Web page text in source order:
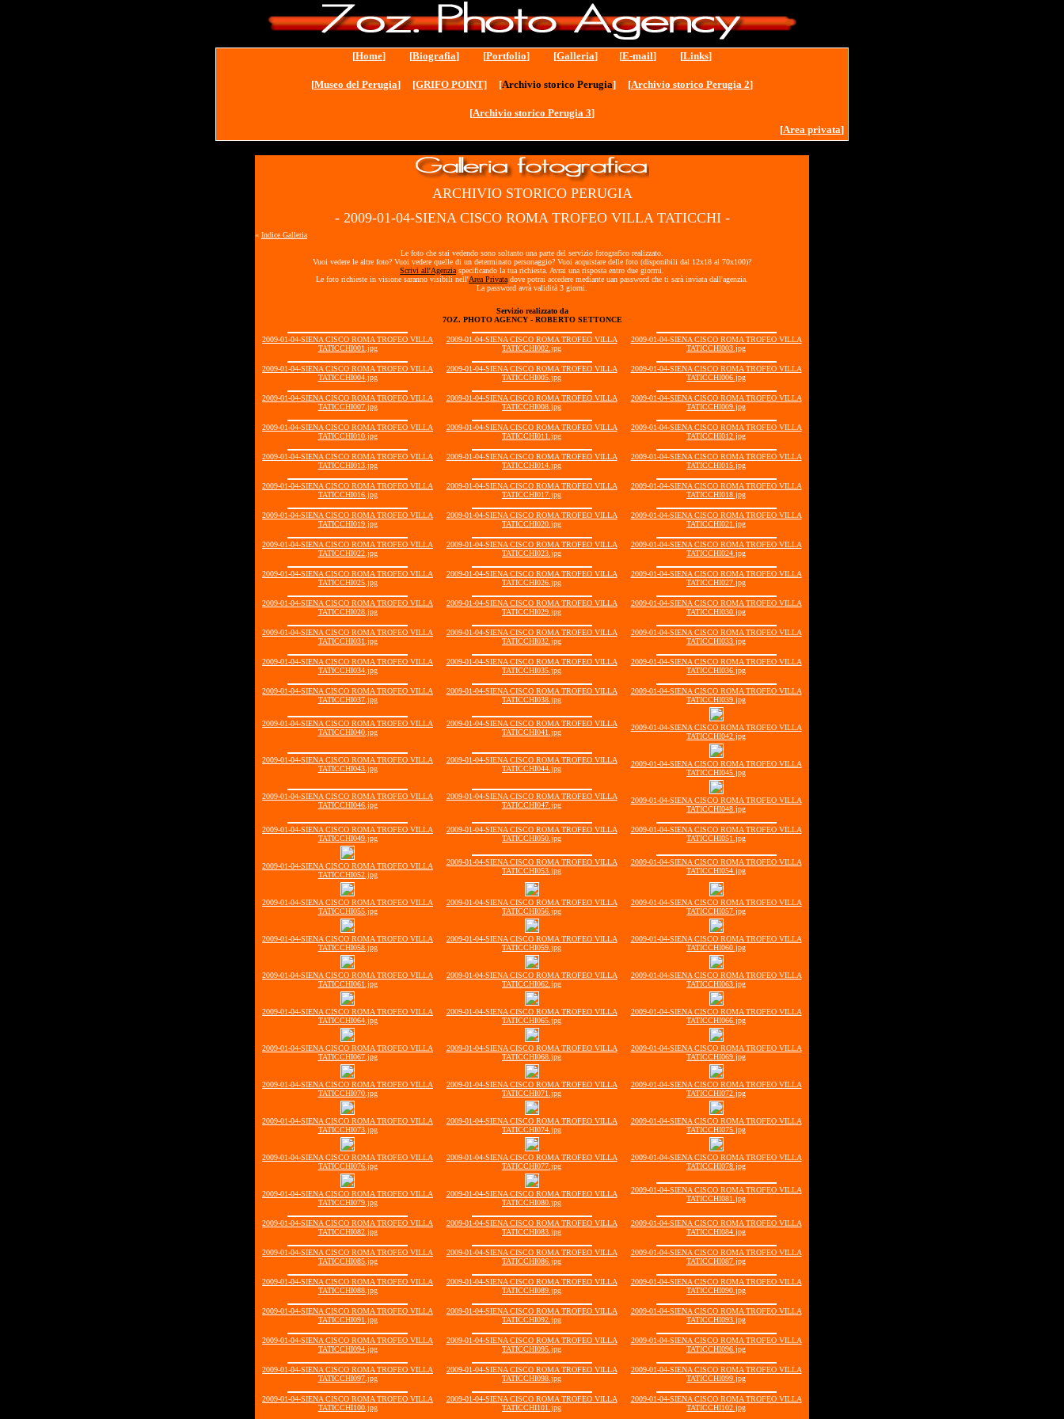
[Home] [Biografia] [Portfolio] [Galleria] [E-mail] [Links]
[Museo del Perugia] [GRIFO POINT] [Archivio storico Perugia] [Archivio storico Perugia 2]
[Archivio storico Perugia 3]
[Area privata]
ARCHIVIO STORICO PERUGIA
- 2009-01-04-SIENA CISCO ROMA TROFEO VILLA TATICCHI -
« Indice Galleria
Le foto che stai vedendo sono soltanto una parte del servizio fotografico realizzato.
Vuoi vedere le altre foto? Vuoi vedere quelle di un determinato personaggio? Vuoi acquistare delle foto (disponibili dal 12x18 al 70x100)?
Scrivi all'Agenzia specificando la tua richiesta. Avrai una risposta entro due giorrni.
Le foto richieste in visione saranno visibili nell'Area Privata dove potrai accedere mediante uan password che ti sarà inviata dall'agenzia.
La password avrà validità 3 giorni.
Servizio realizzato da
7OZ. PHOTO AGENCY - ROBERTO SETTONCE
2009-01-04-SIENA CISCO ROMA TROFEO VILLA
TATICCHI001.jpg
2009-01-04-SIENA CISCO ROMA TROFEO VILLA
TATICCHI002.jpg
2009-01-04-SIENA CISCO ROMA TROFEO VILLA
TATICCHI003.jpg
2009-01-04-SIENA CISCO ROMA TROFEO VILLA
TATICCHI004.jpg
2009-01-04-SIENA CISCO ROMA TROFEO VILLA
TATICCHI005.jpg
2009-01-04-SIENA CISCO ROMA TROFEO VILLA
TATICCHI006.jpg
2009-01-04-SIENA CISCO ROMA TROFEO VILLA
TATICCHI007.jpg
2009-01-04-SIENA CISCO ROMA TROFEO VILLA
TATICCHI008.jpg
2009-01-04-SIENA CISCO ROMA TROFEO VILLA
TATICCHI009.jpg
2009-01-04-SIENA CISCO ROMA TROFEO VILLA
TATICCHI010.jpg
2009-01-04-SIENA CISCO ROMA TROFEO VILLA
TATICCHI011.jpg
2009-01-04-SIENA CISCO ROMA TROFEO VILLA
TATICCHI012.jpg
2009-01-04-SIENA CISCO ROMA TROFEO VILLA
TATICCHI013.jpg
2009-01-04-SIENA CISCO ROMA TROFEO VILLA
TATICCHI014.jpg
2009-01-04-SIENA CISCO ROMA TROFEO VILLA
TATICCHI015.jpg
2009-01-04-SIENA CISCO ROMA TROFEO VILLA
TATICCHI016.jpg
2009-01-04-SIENA CISCO ROMA TROFEO VILLA
TATICCHI017.jpg
2009-01-04-SIENA CISCO ROMA TROFEO VILLA
TATICCHI018.jpg
2009-01-04-SIENA CISCO ROMA TROFEO VILLA
TATICCHI019.jpg
2009-01-04-SIENA CISCO ROMA TROFEO VILLA
TATICCHI020.jpg
2009-01-04-SIENA CISCO ROMA TROFEO VILLA
TATICCHI021.jpg
2009-01-04-SIENA CISCO ROMA TROFEO VILLA
TATICCHI022.jpg
2009-01-04-SIENA CISCO ROMA TROFEO VILLA
TATICCHI023.jpg
2009-01-04-SIENA CISCO ROMA TROFEO VILLA
TATICCHI024.jpg
2009-01-04-SIENA CISCO ROMA TROFEO VILLA
TATICCHI025.jpg
2009-01-04-SIENA CISCO ROMA TROFEO VILLA
TATICCHI026.jpg
2009-01-04-SIENA CISCO ROMA TROFEO VILLA
TATICCHI027.jpg
2009-01-04-SIENA CISCO ROMA TROFEO VILLA
TATICCHI028.jpg
2009-01-04-SIENA CISCO ROMA TROFEO VILLA
TATICCHI029.jpg
2009-01-04-SIENA CISCO ROMA TROFEO VILLA
TATICCHI030.jpg
2009-01-04-SIENA CISCO ROMA TROFEO VILLA
TATICCHI031.jpg
2009-01-04-SIENA CISCO ROMA TROFEO VILLA
TATICCHI032.jpg
2009-01-04-SIENA CISCO ROMA TROFEO VILLA
TATICCHI033.jpg
2009-01-04-SIENA CISCO ROMA TROFEO VILLA
TATICCHI034.jpg
2009-01-04-SIENA CISCO ROMA TROFEO VILLA
TATICCHI035.jpg
2009-01-04-SIENA CISCO ROMA TROFEO VILLA
TATICCHI036.jpg
2009-01-04-SIENA CISCO ROMA TROFEO VILLA
TATICCHI037.jpg
2009-01-04-SIENA CISCO ROMA TROFEO VILLA
TATICCHI038.jpg
2009-01-04-SIENA CISCO ROMA TROFEO VILLA
TATICCHI039.jpg
2009-01-04-SIENA CISCO ROMA TROFEO VILLA
TATICCHI040.jpg
2009-01-04-SIENA CISCO ROMA TROFEO VILLA
TATICCHI041.jpg
2009-01-04-SIENA CISCO ROMA TROFEO VILLA
TATICCHI042.jpg
2009-01-04-SIENA CISCO ROMA TROFEO VILLA
TATICCHI043.jpg
2009-01-04-SIENA CISCO ROMA TROFEO VILLA
TATICCHI044.jpg
2009-01-04-SIENA CISCO ROMA TROFEO VILLA
TATICCHI045.jpg
2009-01-04-SIENA CISCO ROMA TROFEO VILLA
TATICCHI046.jpg
2009-01-04-SIENA CISCO ROMA TROFEO VILLA
TATICCHI047.jpg
2009-01-04-SIENA CISCO ROMA TROFEO VILLA
TATICCHI048.jpg
2009-01-04-SIENA CISCO ROMA TROFEO VILLA
TATICCHI049.jpg
2009-01-04-SIENA CISCO ROMA TROFEO VILLA
TATICCHI050.jpg
2009-01-04-SIENA CISCO ROMA TROFEO VILLA
TATICCHI051.jpg
2009-01-04-SIENA CISCO ROMA TROFEO VILLA
TATICCHI052.jpg
2009-01-04-SIENA CISCO ROMA TROFEO VILLA
TATICCHI053.jpg
2009-01-04-SIENA CISCO ROMA TROFEO VILLA
TATICCHI054.jpg
2009-01-04-SIENA CISCO ROMA TROFEO VILLA
TATICCHI055.jpg
2009-01-04-SIENA CISCO ROMA TROFEO VILLA
TATICCHI056.jpg
2009-01-04-SIENA CISCO ROMA TROFEO VILLA
TATICCHI057.jpg
2009-01-04-SIENA CISCO ROMA TROFEO VILLA
TATICCHI058.jpg
2009-01-04-SIENA CISCO ROMA TROFEO VILLA
TATICCHI059.jpg
2009-01-04-SIENA CISCO ROMA TROFEO VILLA
TATICCHI060.jpg
2009-01-04-SIENA CISCO ROMA TROFEO VILLA
TATICCHI061.jpg
2009-01-04-SIENA CISCO ROMA TROFEO VILLA
TATICCHI062.jpg
2009-01-04-SIENA CISCO ROMA TROFEO VILLA
TATICCHI063.jpg
2009-01-04-SIENA CISCO ROMA TROFEO VILLA
TATICCHI064.jpg
2009-01-04-SIENA CISCO ROMA TROFEO VILLA
TATICCHI065.jpg
2009-01-04-SIENA CISCO ROMA TROFEO VILLA
TATICCHI066.jpg
2009-01-04-SIENA CISCO ROMA TROFEO VILLA
TATICCHI067.jpg
2009-01-04-SIENA CISCO ROMA TROFEO VILLA
TATICCHI068.jpg
2009-01-04-SIENA CISCO ROMA TROFEO VILLA
TATICCHI069.jpg
2009-01-04-SIENA CISCO ROMA TROFEO VILLA
TATICCHI070.jpg
2009-01-04-SIENA CISCO ROMA TROFEO VILLA
TATICCHI071.jpg
2009-01-04-SIENA CISCO ROMA TROFEO VILLA
TATICCHI072.jpg
2009-01-04-SIENA CISCO ROMA TROFEO VILLA
TATICCHI073.jpg
2009-01-04-SIENA CISCO ROMA TROFEO VILLA
TATICCHI074.jpg
2009-01-04-SIENA CISCO ROMA TROFEO VILLA
TATICCHI075.jpg
2009-01-04-SIENA CISCO ROMA TROFEO VILLA
TATICCHI076.jpg
2009-01-04-SIENA CISCO ROMA TROFEO VILLA
TATICCHI077.jpg
2009-01-04-SIENA CISCO ROMA TROFEO VILLA
TATICCHI078.jpg
2009-01-04-SIENA CISCO ROMA TROFEO VILLA
TATICCHI079.jpg
2009-01-04-SIENA CISCO ROMA TROFEO VILLA
TATICCHI080.jpg
2009-01-04-SIENA CISCO ROMA TROFEO VILLA
TATICCHI081.jpg
2009-01-04-SIENA CISCO ROMA TROFEO VILLA
TATICCHI082.jpg
2009-01-04-SIENA CISCO ROMA TROFEO VILLA
TATICCHI083.jpg
2009-01-04-SIENA CISCO ROMA TROFEO VILLA
TATICCHI084.jpg
2009-01-04-SIENA CISCO ROMA TROFEO VILLA
TATICCHI085.jpg
2009-01-04-SIENA CISCO ROMA TROFEO VILLA
TATICCHI086.jpg
2009-01-04-SIENA CISCO ROMA TROFEO VILLA
TATICCHI087.jpg
2009-01-04-SIENA CISCO ROMA TROFEO VILLA
TATICCHI088.jpg
2009-01-04-SIENA CISCO ROMA TROFEO VILLA
TATICCHI089.jpg
2009-01-04-SIENA CISCO ROMA TROFEO VILLA
TATICCHI090.jpg
2009-01-04-SIENA CISCO ROMA TROFEO VILLA
TATICCHI091.jpg
2009-01-04-SIENA CISCO ROMA TROFEO VILLA
TATICCHI092.jpg
2009-01-04-SIENA CISCO ROMA TROFEO VILLA
TATICCHI093.jpg
2009-01-04-SIENA CISCO ROMA TROFEO VILLA
TATICCHI094.jpg
2009-01-04-SIENA CISCO ROMA TROFEO VILLA
TATICCHI095.jpg
2009-01-04-SIENA CISCO ROMA TROFEO VILLA
TATICCHI096.jpg
2009-01-04-SIENA CISCO ROMA TROFEO VILLA
TATICCHI097.jpg
2009-01-04-SIENA CISCO ROMA TROFEO VILLA
TATICCHI098.jpg
2009-01-04-SIENA CISCO ROMA TROFEO VILLA
TATICCHI099.jpg
2009-01-04-SIENA CISCO ROMA TROFEO VILLA
TATICCHI100.jpg
2009-01-04-SIENA CISCO ROMA TROFEO VILLA
TATICCHI101.jpg
2009-01-04-SIENA CISCO ROMA TROFEO VILLA
TATICCHI102.jpg